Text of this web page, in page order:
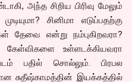
அந்த சிறிய பிரிவு மேலும்
சினிமா எடுப்பதற்கு
தேவை என்று நம்புகிறவரா?
கேள்விகளை உள்ளடக்கியவரா
பதில் சொல்லும். பிரபல
சுதீஷ்காமத்தின் இயக்கத்தில்